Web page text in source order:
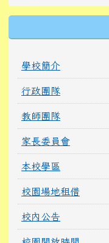
學校簡介
行政團隊
教師團隊
家長委員會
本校學區
校園場地租借
校內公告